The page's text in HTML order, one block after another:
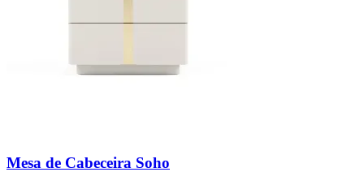
Mesa de Cabeceira Soho